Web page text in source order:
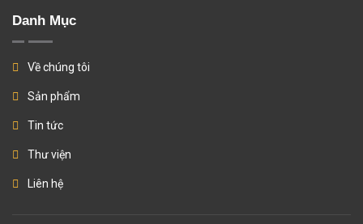
Danh Mục
Về chúng tôi
Sản phẩm
Tin tức
Thư viện
Liên hệ